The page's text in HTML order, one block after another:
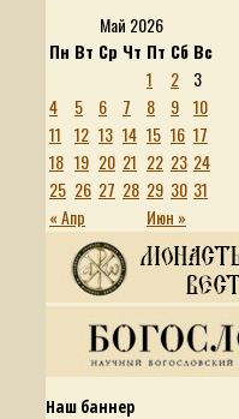
Май 2026
Пн Вт Ср Чт Пт Сб Вс
« Апр Июн »
1 2
3
4
5 6 7 8 9 10
11 12 13 14 15 16 17
18 19 20 21 22 23 24
25 26 27 28 29 30 31
Наш баннер